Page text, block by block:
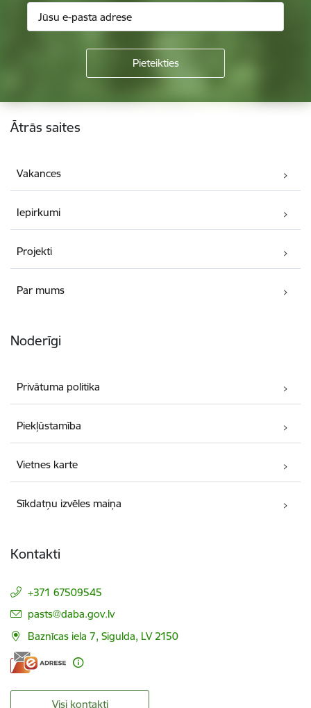
Kājene
Ātrās saites
Vakances
Iepirkumi
Projekti
Par mums
Noderīgi
Privātuma politika
Piekļūstamība
Vietnes karte
Sīkdatņu izvēles maiņa
Kontakti
+371 67509545
E-pasts:
pasts@daba.gov.lv
Baznīcas iela 7, Sigulda, LV 2150
Visi kontakti